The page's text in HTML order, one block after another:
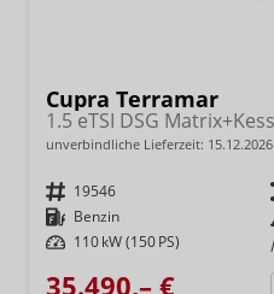
Cupra Terramar
unverbindliche Lieferzeit: 15.12.2026
Fahrzeugnr. 19546
Kraftstoff Benzin
Leistung 110 kW (150 PS)
35.490,– €